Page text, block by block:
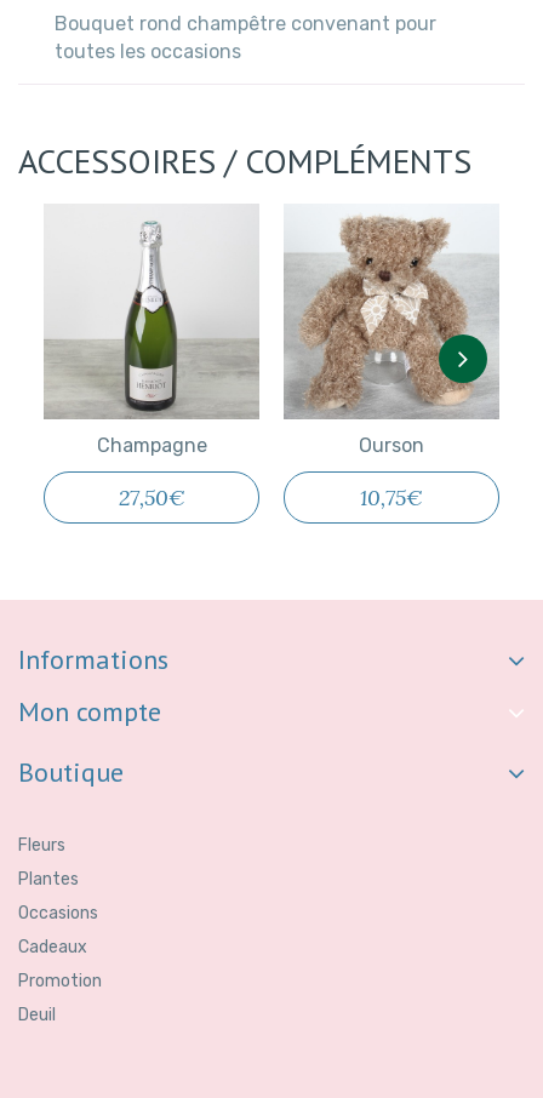
Bouquet rond champêtre convenant pour
toutes les occasions
ACCESSOIRES / COMPLÉMENTS
Champagne
27,50€
Ourson
10,75€
Informations
Mon compte
Boutique
Fleurs
Plantes
Occasions
Cadeaux
Promotion
Deuil